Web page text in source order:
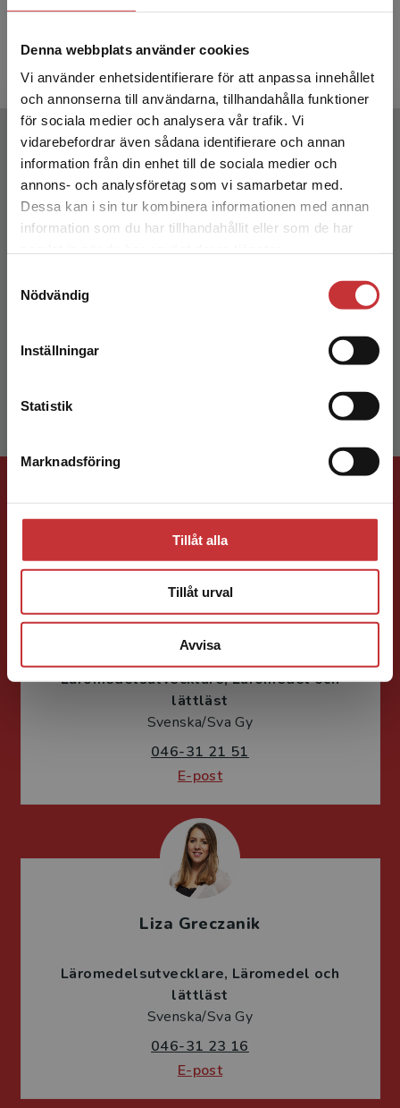
Denna webbplats använder cookies
Vi använder enhetsidentifierare för att anpassa innehållet
och annonserna till användarna, tillhandahålla funktioner
för sociala medier och analysera vår trafik. Vi
vidarebefordrar även sådana identifierare och annan
information från din enhet till de sociala medier och
annons- och analysföretag som vi samarbetar med.
Dessa kan i sin tur kombinera informationen med annan
information som du har tillhandahållit eller som de har
Nödvändig
Inställningar
Statistik
Marknadsföring
Tillåt alla
Tillåt urval
Avvisa
Begränsad fraktregion
Det verkar som att du besöker
studentlitteratur.se via en enhet utanför Sverige.
Vi erbjuder inte leveranser utanför Sverige. För
att kunna slutföra ett köp måste
547 krinkl. moms
Exkl. moms: 516 kr
Exkl.
Författare
Katarina Vardeblom är behörig lärare i svenska
som andraspråk, med lång erfarenhet av
Henric Arfwidsson
Läromedelsutvecklare Läromedel och
lättläst
Svenska/Sva Gy
046-31 21 51
E-post
Liza Greczanik
Läromedelsutvecklare Läromedel och
lättläst
Svenska/Sva Gy
046-31 23 16
E-post